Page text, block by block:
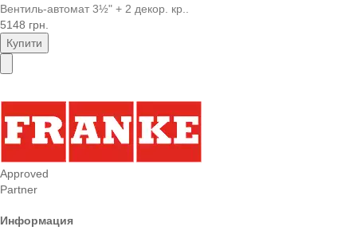
Вентиль-автомат 3½" + 2 декор. кр..
5148 грн.
Купити
Approved
Partner
Информация